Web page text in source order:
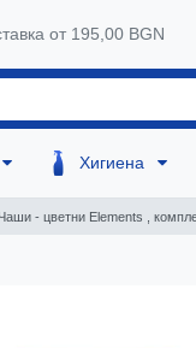
от 195,00 BGN
Хигиена
Чаши - цветни Elements ,